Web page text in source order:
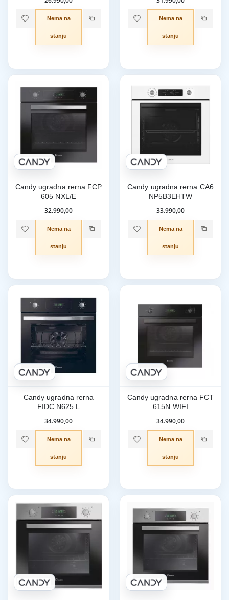
Nema na
stanju
Nema na
stanju
Candy ugradna rerna FCP
605 NXL/E
32.990,00
Nema na
stanju
Candy ugradna rerna CA6
NP5B3EHTW
33.990,00
Nema na
stanju
Candy ugradna rerna
FIDC N625 L
34.990,00
Nema na
stanju
Candy ugradna rerna FCT
615N WIFI
34.990,00
Nema na
stanju